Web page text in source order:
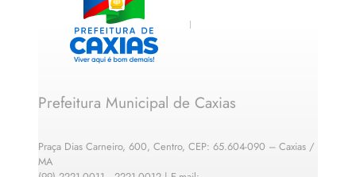
Prefeitura Municipal de Caxias
Praça Dias Carneiro, 600, Centro, CEP: 65.604-090 – Caxias /
MA